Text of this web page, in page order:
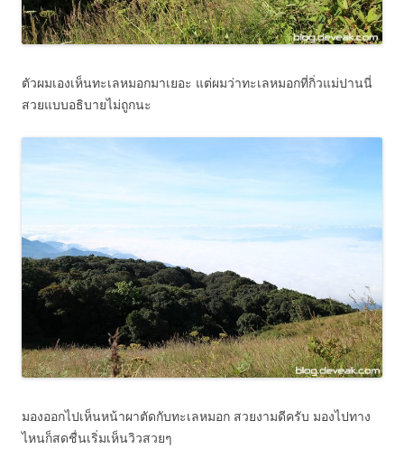
ตัวผมเองเห็นทะเลหมอกมาเยอะ แต่ผมว่าทะเลหมอกที่กิ่วแม่ปานนี่
สวยแบบอธิบายไม่ถูกนะ
มองออกไปเห็นหน้าผาตัดกับทะเลหมอก สวยงามดีครับ มองไปทาง
ไหนก็สดชื่นเริ่มเห็นวิวสวยๆ